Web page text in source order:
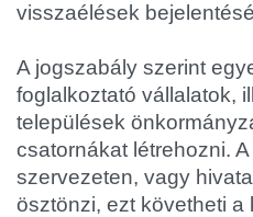
visszaélések
A jogszabály szerint
foglalkoztató vállalatok,
települések
csatornákat létrehozni.
szervezeten, vagy
ösztönzi, ezt követheti a